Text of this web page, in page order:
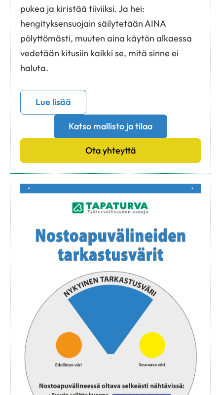
pukea ja kiristää tiiviiksi. Ja hei:
hengityksensuojain säilytetään AINA
pölyttömästi, muuten aina käytön alkaessa
vedetään kitusiin kaikki se, mitä sinne ei
haluta.
Lue lisää
Katso mallisto ja tilaa
Ota yhteyttä